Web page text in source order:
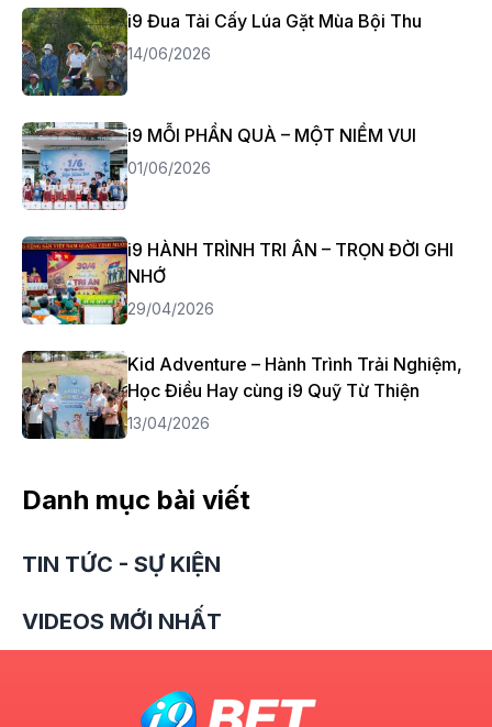
i9 Đua Tài Cấy Lúa Gặt Mùa Bội Thu
14/06/2026
i9 MỖI PHẦN QUÀ – MỘT NIỀM VUI
01/06/2026
i9 HÀNH TRÌNH TRI ÂN – TRỌN ĐỜI GHI
NHỚ
29/04/2026
Kid Adventure – Hành Trình Trải Nghiệm,
Học Điều Hay cùng i9 Quỹ Từ Thiện
13/04/2026
Danh mục bài viết
TIN TỨC - SỰ KIỆN
VIDEOS MỚI NHẤT